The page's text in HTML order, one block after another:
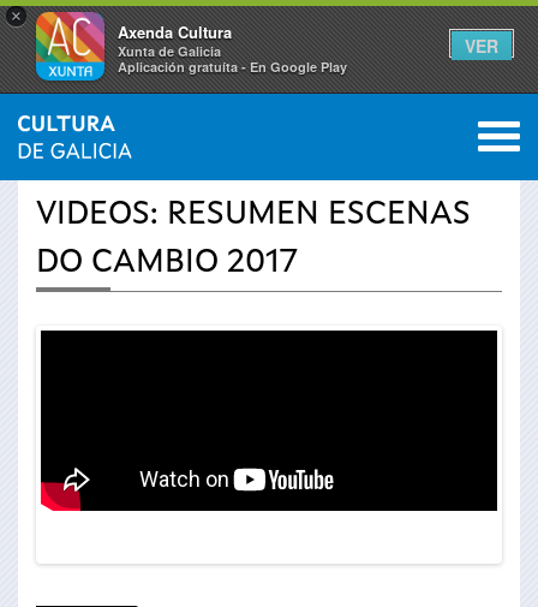
×
Axenda Cultura
Xunta de Galicia
Aplicación gratuíta - En Google Play
VER
Se
usted
INICIO › ACTUALIDAD 0
VIDEOS: RESUMEN ESCENAS
DO CAMBIO 2017